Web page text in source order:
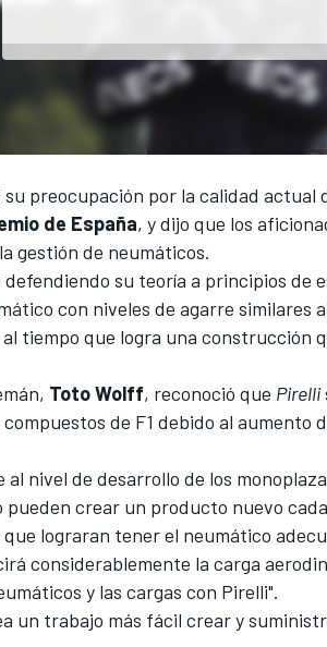
su preocupación por la calidad actual
de España, y dijo que los
gestión de neumáticos.
su teoría a principios de
con niveles de agarre similares
tiempo que logra una construcción
Toto Wolff, reconoció que Pirelli
de F1 debido al aumento
nivel de desarrollo de los
pueden crear un producto nuevo
lograran tener el neumático
considerablemente la carga
y las cargas con Pirelli".
un trabajo más fácil crear y